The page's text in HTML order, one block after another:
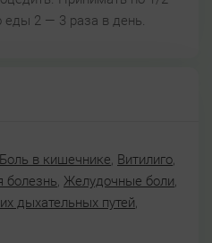
еды 2 — 3 раза в день.
Боль в кишечнике, Витилиго,
болезнь, Желудочные боли,
дыхательных путей,